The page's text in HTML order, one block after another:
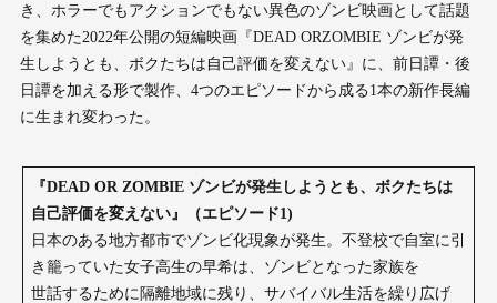
き、ホラーでもアクションでもない異⾊のゾンビ映画として話題
を集めた2022年公開の短編映画『DEAD ORZOMBIE ゾンビが発
⽣しようとも、ボクたちは⾃⼰評価を変えない』に、前⽇譚・後
⽇譚を加える形で製作、4つのエピソードから成る1本の新作⻑編
に⽣まれ変わった。
『DEAD OR ZOMBIE ゾンビが発⽣しようとも、ボクたちは
⾃⼰評価を変えない』（エピソード1)
⽇本のある地⽅都市でゾンビ化現象が発⽣。不登校で⾃室に引
き籠っていた⼥⼦⾼⽣の早希は、ゾンビとなった家族を
世話するために隔離地域に残り、サバイバル⽣活を繰り広げ